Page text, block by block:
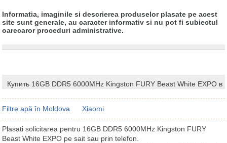
Informatia, imaginile si descrierea produselor plasate pe acest
site sunt generale, au caracter informativ si nu pot fi subiectul
oarecaror proceduri administrative.
Купить 16GB DDR5 6000MHz Kingston FURY Beast White EXPO в
Filtre apă în Moldova Xiaomi
Plasati solicitarea pentru 16GB DDR5 6000MHz Kingston FURY
Beast White EXPO pe sait sau prin telefon.